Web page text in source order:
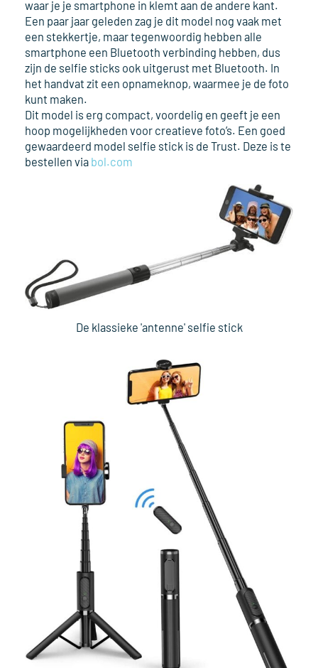
waar je je smartphone in klemt aan de andere kant.
Een paar jaar geleden zag je dit model nog vaak met
een stekkertje, maar tegenwoordig hebben alle
smartphone een Bluetooth verbinding hebben, dus
zijn de selfie sticks ook uitgerust met Bluetooth. In
het handvat zit een opnameknop, waarmee je de foto
kunt maken.
Dit model is erg compact, voordelig en geeft je een
hoop mogelijkheden voor creatieve foto’s. Een goed
gewaardeerd model selfie stick is de Trust. Deze is te
bestellen via bol.com
De klassieke 'antenne' selfie stick